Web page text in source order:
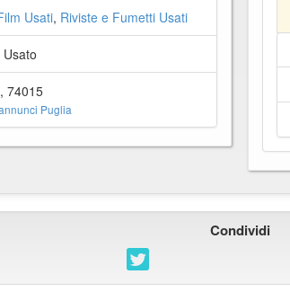
Usati, Riviste e Fumetti Usati
Usato
74015
Puglia
Condividi